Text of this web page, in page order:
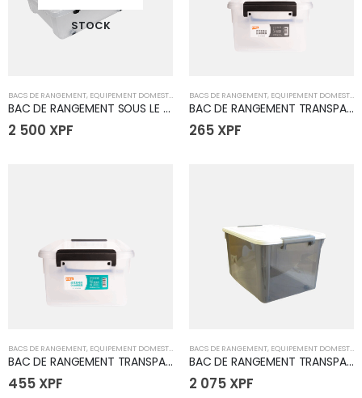
STOCK
BACS DE RANGEMENT, EQUIPEMENT DOMESTIQUE
BAC DE RANGEMENT SOUS LE LIT G-5078
2 500 XPF
BACS DE RANGEMENT, EQUIPEMENT DOMESTIQUE
BAC DE RANGEMENT TRANSPARENT 1.25L
265 XPF
BACS DE RANGEMENT, EQUIPEMENT DOMESTIQUE
BAC DE RANGEMENT TRANSPARENT 3L
455 XPF
BACS DE RANGEMENT, EQUIPEMENT DOMESTIQUE
BAC DE RANGEMENT TRANSPARENT 55L
2 075 XPF